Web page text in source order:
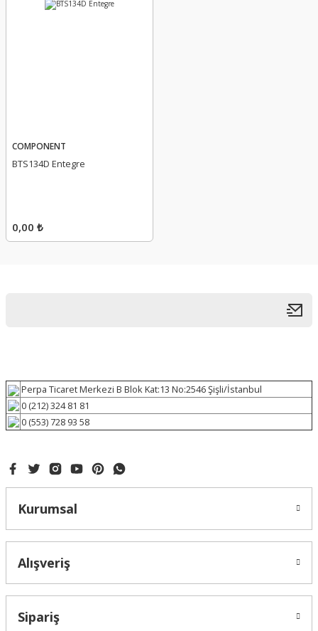
COMPONENT
BTS134D Entegre
0,00 ₺
Perpa Ticaret Merkezi B Blok Kat:13 No:2546 Şişli/İstanbul
0 (212) 324 81 81
0 (553) 728 93 58
Kurumsal
Alışveriş
Sipariş